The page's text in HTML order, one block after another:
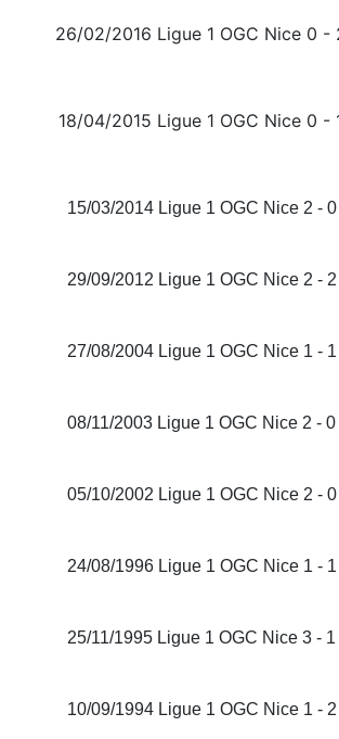
26/02/2016 Ligue 1 OGC Nice 0 -
18/04/2015 Ligue 1 OGC Nice 0 -
15/03/2014 Ligue 1 OGC Nice 2 -
29/09/2012 Ligue 1 OGC Nice 2 -
27/08/2004 Ligue 1 OGC Nice 1 -
08/11/2003 Ligue 1 OGC Nice 2 -
05/10/2002 Ligue 1 OGC Nice 2 -
24/08/1996 Ligue 1 OGC Nice 1 -
25/11/1995 Ligue 1 OGC Nice 3 -
10/09/1994 Ligue 1 OGC Nice 1 -